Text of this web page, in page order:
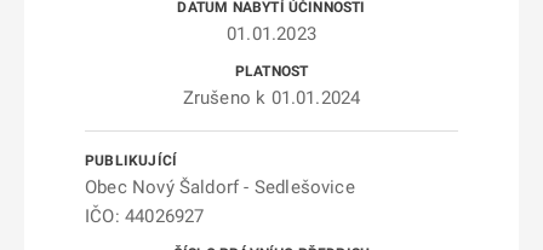
01.01.2023
Zrušeno k 01.01.2024
Obec Nový Šaldorf - Sedlešovice
IČO: 44026927